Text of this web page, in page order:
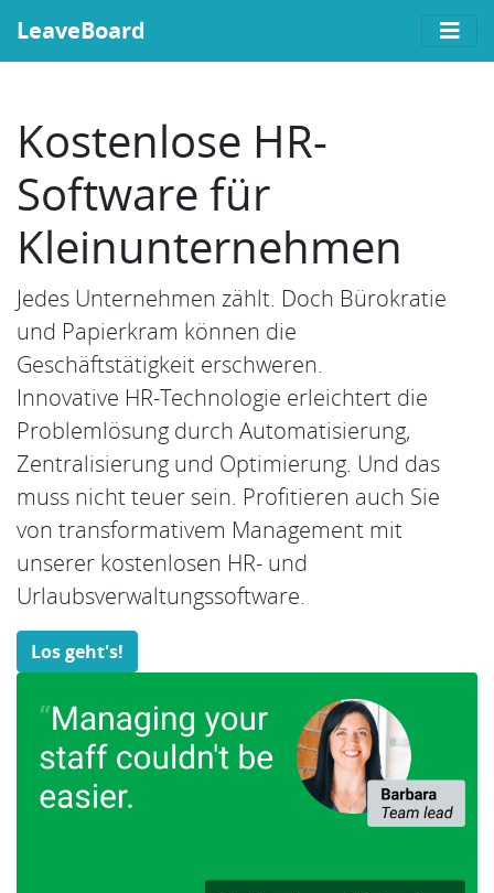
LeaveBoard
Kostenlose HR-
Software für
Kleinunternehmen
Jedes Unternehmen zählt. Doch Bürokratie
und Papierkram können die
Geschäftstätigkeit erschweren.
Innovative HR-Technologie erleichtert die
Problemlösung durch Automatisierung,
Zentralisierung und Optimierung. Und das
muss nicht teuer sein. Profitieren auch Sie
von transformativem Management mit
unserer kostenlosen HR- und
Urlaubsverwaltungssoftware.
Los geht's!